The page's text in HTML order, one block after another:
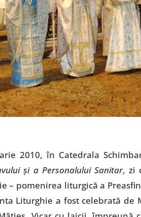
2010, în Catedrala
şi a Personalului Sanitar, zi
– pomenirea liturgică a
Liturghie a fost celebrată de